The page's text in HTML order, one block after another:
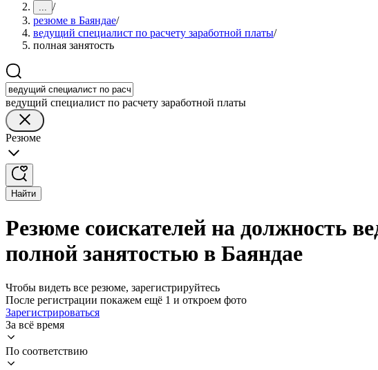
... /
резюме в Баяндае/
ведущий специалист по расчету заработной платы/
полная занятость
ведущий специалист по расчету заработной платы
Резюме
Найти
Резюме соискателей на должность
полной занятостью в Баяндае
Чтобы видеть все резюме, зарегистрируйтесь
После регистрации покажем ещё 1 и откроем фото
Зарегистрироваться
За всё время
По соответствию